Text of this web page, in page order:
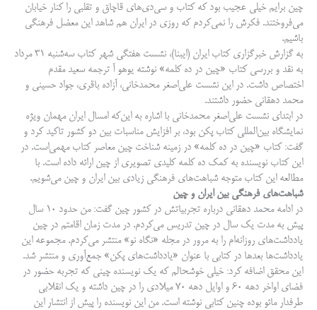
چین برایم خیلی عجیب بود که کتاب و سی‌دی‌های قاچاق و تقلبی را کنار خیابان
می‌فروختند. فکرش را نمی‌کردم که روزی در ایران هم شاهد این معضل فرهنگی
باشیم.
به گزارش خبرگزاری کتاب ایران (ایبنا)، نشست هفتگی شهر کتاب سه‌شنبه ۳۱ مرداد
به نقد و بررسی کتاب «چین در ده کلمه» نوشته یوهو آ ترجمه سعید مقدم
اختصاص داشت. در این نشست علی‌اصغر محمدخانی، آزاده باقری، جواد حسینی و
محمد دهقانی حضور داشتند.
در ابتدای نشست علی‌اصغر محمدخانی با اشاره به این‌که امسال ایران مهمان ویژه
نمایشگاه بین‌المللی کتاب پکن بود، بر افزایش مناسبات بین دو کشور تاکید کرد و
گفت: کتاب «چین در ده کلمه» در زمینه شناخت چین معاصر کتاب مهمی‌است. در
این کتاب نویسنده به کمک ده کلمه کلیدی تصویری از چین ارائه داده است. با
مطالعه این کتاب متوجه شباهت‌های فرهنگی زیادی بین ایران و چین می‌شویم.
شباهت‌های فرهنگی بین ایران و چین
در ادامه محمد دهقانی درباره تجربیاتش در کشور چین گفت: من حدود ۱۰ سال
پیش به مدت یک سال در چین تدریس می‌کردم. در مدت زمان اقامتم در چین
یادداشت‌های روزانه‌ام را به مرور در مجله «نگاه نو» منتشر می‌کردم. مجموعه این
یادداشت‌ها بعدها در کتابی با عنوان «یادداشت‌های پکن» جمع‌آوری و منتشر شد.
این محقق اضافه کرد: خیلی خوشحالم که یک نویسنده چینی که تجربه حضور در
فضای اواخر دهه ۶۰ و اوایل دهه ۷۰ میلادی را در چین داشته و یک انقلابی
طرفدار مائو بوده چنین کتابی نوشته است. من این نویسنده را پیش از انتشار این